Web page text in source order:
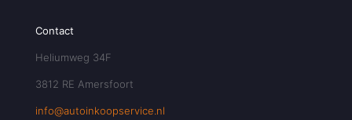
Contact
Heliumweg 34F
3812 RE Amersfoort
info@autoinkoopservice.nl